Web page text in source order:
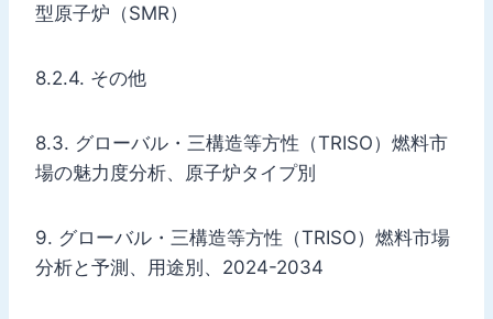
型原子炉（SMR）
8.2.4. その他
8.3. グローバル・三構造等方性（TRISO）燃料市
場の魅力度分析、原子炉タイプ別
9. グローバル・三構造等方性（TRISO）燃料市場
分析と予測、用途別、2024-2034